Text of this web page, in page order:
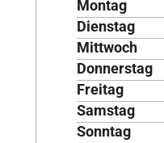
Montag
Dienstag
Mittwoch
Donnerstag
Freitag
Samstag
Sonntag